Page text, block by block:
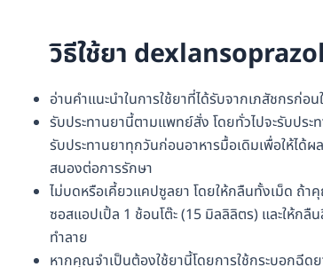
วิธีใช้ยา
อ่านคำแนะนำในการใช้ยาที่ได้รับจากเภสัชกรก่
รับประทานยานี้ตามแพทย์สั่ง โดยทั่วไปจะรับปร
รับประทานยาทุกวันก่อนอาหารมื้อเดิมเพื่อให้ได้ผ
สนองต่อการรักษา
ไม่บดหรือเคี้ยวแคปซูลยา โดยให้กลืนทั้งเม็ด ถ้
ซอสแอปเปิ้ล 1 ช้อนโต๊ะ (15 มิลลิลิตร) และให้ก
ทำลาย
หากคุณจำเป็นต้องใช้ยานี้โดยการใช้กระบอกฉีด